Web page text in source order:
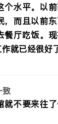
个水平。以
，而且以前
厅吃饭。现
就已经很好
致
就不要来往